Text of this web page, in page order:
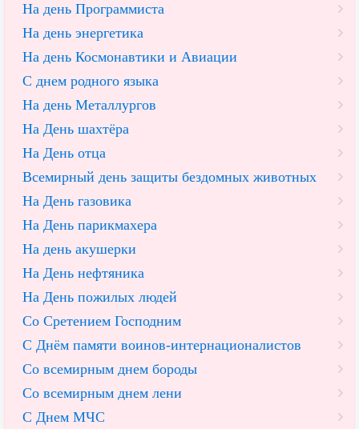
На день Программиста
На день энергетика
На день Космонавтики и Авиации
С днем родного языка
На день Металлургов
На День шахтёра
На День отца
Всемирный день защиты бездомных животных
На День газовика
На День парикмахера
На день акушерки
На День нефтяника
На День пожилых людей
Со Сретением Господним
С Днём памяти воинов-интернационалистов
Со всемирным днем бороды
Со всемирным днем лени
С Днем МЧС